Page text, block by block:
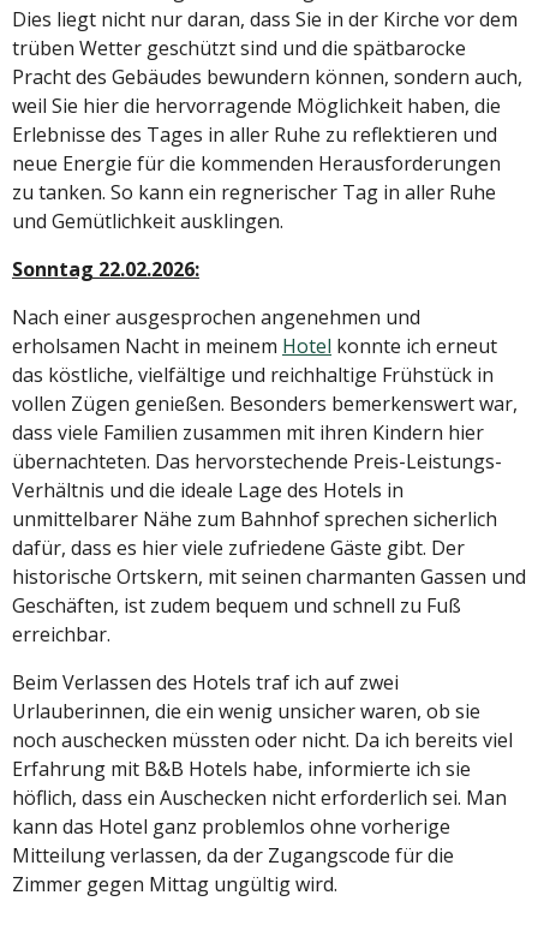
Dies liegt nicht nur daran, dass Sie in der Kirche vor dem
trüben Wetter geschützt sind und die spätbarocke
Pracht des Gebäudes bewundern können, sondern auch,
weil Sie hier die hervorragende Möglichkeit haben, die
Erlebnisse des Tages in aller Ruhe zu reflektieren und
neue Energie für die kommenden Herausforderungen
zu tanken. So kann ein regnerischer Tag in aller Ruhe
und Gemütlichkeit ausklingen.
Sonntag 22.02.2026:
Nach einer ausgesprochen angenehmen und
erholsamen Nacht in meinem Hotel konnte ich erneut
das köstliche, vielfältige und reichhaltige Frühstück in
vollen Zügen genießen. Besonders bemerkenswert war,
dass viele Familien zusammen mit ihren Kindern hier
übernachteten. Das hervorstechende Preis-Leistungs-
Verhältnis und die ideale Lage des Hotels in
unmittelbarer Nähe zum Bahnhof sprechen sicherlich
dafür, dass es hier viele zufriedene Gäste gibt. Der
historische Ortskern, mit seinen charmanten Gassen und
Geschäften, ist zudem bequem und schnell zu Fuß
erreichbar.
Beim Verlassen des Hotels traf ich auf zwei
Urlauberinnen, die ein wenig unsicher waren, ob sie
noch auschecken müssten oder nicht. Da ich bereits viel
Erfahrung mit B&B Hotels habe, informierte ich sie
höflich, dass ein Auschecken nicht erforderlich sei. Man
kann das Hotel ganz problemlos ohne vorherige
Mitteilung verlassen, da der Zugangscode für die
Zimmer gegen Mittag ungültig wird.